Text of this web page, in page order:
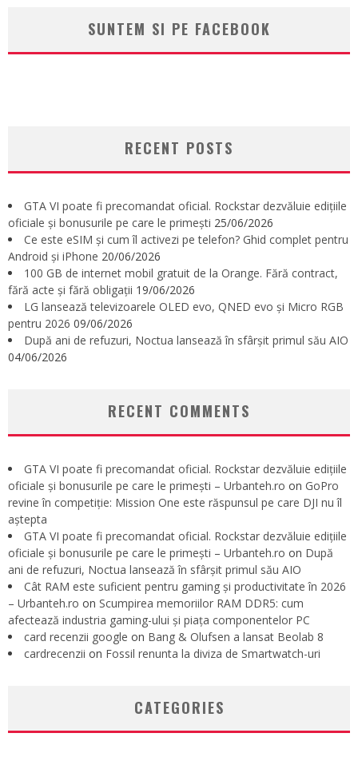
SUNTEM SI PE FACEBOOK
RECENT POSTS
GTA VI poate fi precomandat oficial. Rockstar dezvăluie edițiile
oficiale și bonusurile pe care le primești 25/06/2026
Ce este eSIM și cum îl activezi pe telefon? Ghid complet pentru
Android și iPhone 20/06/2026
100 GB de internet mobil gratuit de la Orange. Fără contract,
fără acte și fără obligații 19/06/2026
LG lansează televizoarele OLED evo, QNED evo și Micro RGB
pentru 2026 09/06/2026
După ani de refuzuri, Noctua lansează în sfârșit primul său AIO
04/06/2026
RECENT COMMENTS
GTA VI poate fi precomandat oficial. Rockstar dezvăluie edițiile
oficiale și bonusurile pe care le primești – Urbanteh.ro on GoPro
revine în competiție: Mission One este răspunsul pe care DJI nu îl
aștepta
GTA VI poate fi precomandat oficial. Rockstar dezvăluie edițiile
oficiale și bonusurile pe care le primești – Urbanteh.ro on După
ani de refuzuri, Noctua lansează în sfârșit primul său AIO
Cât RAM este suficient pentru gaming și productivitate în 2026
– Urbanteh.ro on Scumpirea memoriilor RAM DDR5: cum
afectează industria gaming-ului și piața componentelor PC
card recenzii google on Bang & Olufsen a lansat Beolab 8
cardrecenzii on Fossil renunta la diviza de Smartwatch-uri
CATEGORIES